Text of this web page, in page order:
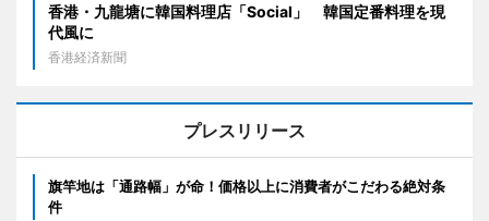
香港・九龍塘に韓国料理店「Social」 韓国定番料理を現
代風に
香港経済新聞
プレスリリース
旗竿地は「通路幅」が命！価格以上に消費者がこだわる絶対条
件